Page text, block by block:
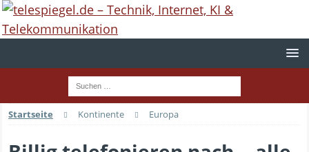
Startseite Kontinente Europa